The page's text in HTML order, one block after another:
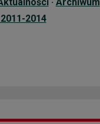
· Archiwum
2014